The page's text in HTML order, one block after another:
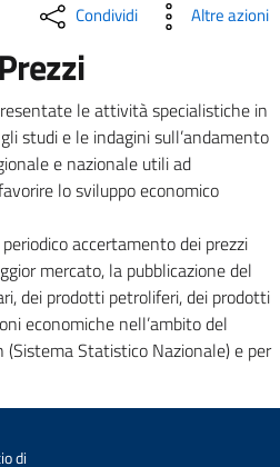
Condividi Altre azioni
le attività specialistiche in
studi e le indagini sull’andamento
e nazionale utili ad
lo sviluppo economico
accertamento dei prezzi
mercato, la pubblicazione del
dei prodotti petroliferi, dei prodotti
economiche nell’ambito del
(Sistema Statistico Nazionale) e per
di